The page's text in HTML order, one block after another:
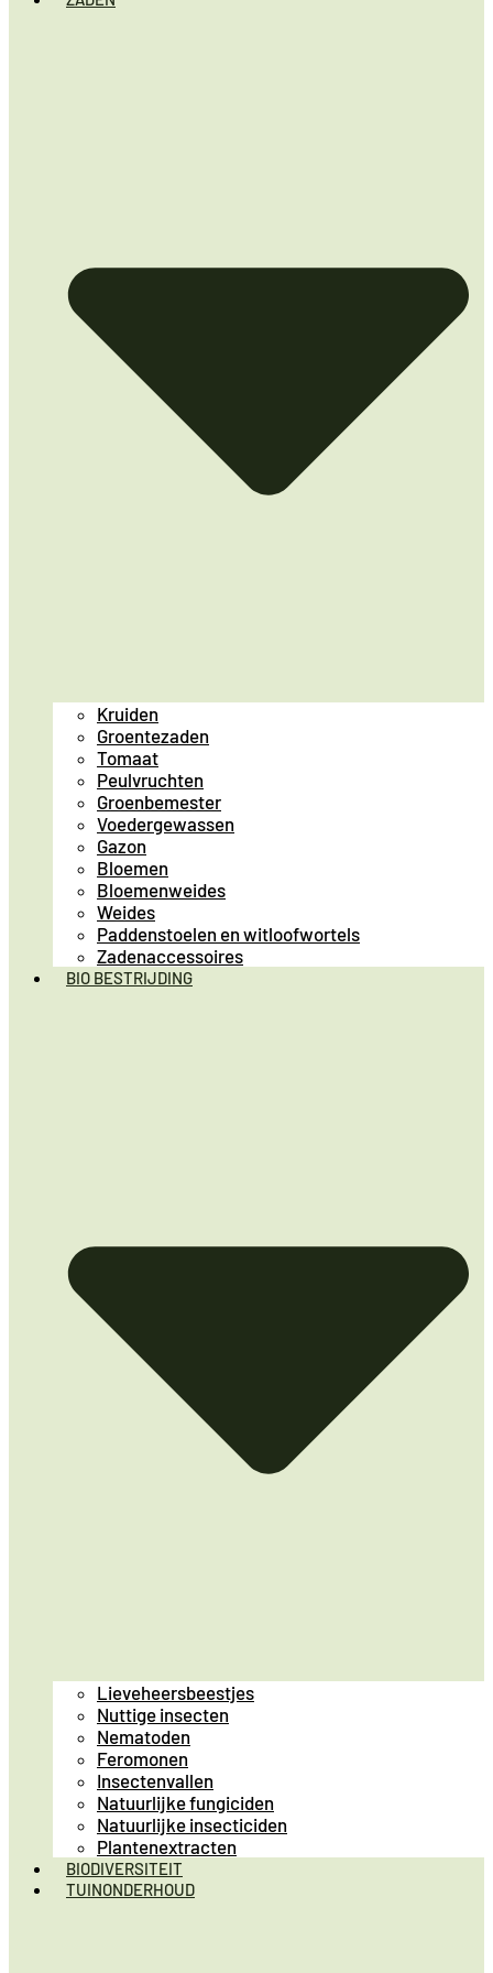
Kruiden
Groentezaden
Tomaat
Peulvruchten
Groenbemester
Voedergewassen
Gazon
Bloemen
Bloemenweides
Weides
Paddenstoelen en witloofwortels
Zadenaccessoires
BIO BESTRIJDING
Lieveheersbeestjes
Nuttige insecten
Nematoden
Feromonen
Insectenvallen
Natuurlijke fungiciden
Natuurlijke insecticiden
Plantenextracten
BIODIVERSITEIT
TUINONDERHOUD